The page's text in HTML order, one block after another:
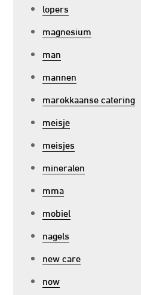
lopers
magnesium
man
mannen
marokkaanse catering
meisje
meisjes
mineralen
mma
mobiel
nagels
new care
now